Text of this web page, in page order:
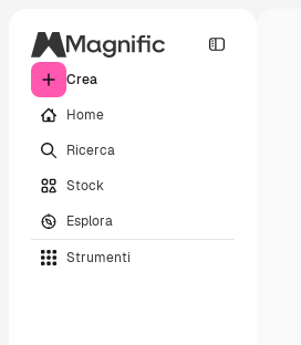
Crea
Home
Ricerca
Stock
Esplora
Strumenti